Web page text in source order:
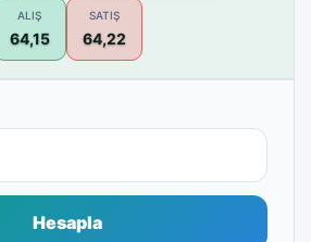
ALIŞ
64,15
SATIŞ
64,22
Hesapla